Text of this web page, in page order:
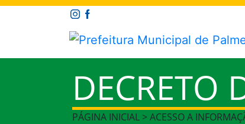
DECRETO
PÁGINA INICIAL > ACESSO A